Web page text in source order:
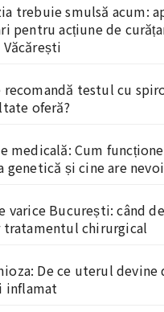
trebuie smulsă acum:
pentru acțiune de
recomandă testul cu
oferă?
medicală: Cum
genetică și cine are
varice București: când
tratamentul chirurgical
De ce uterul devine
inflamat